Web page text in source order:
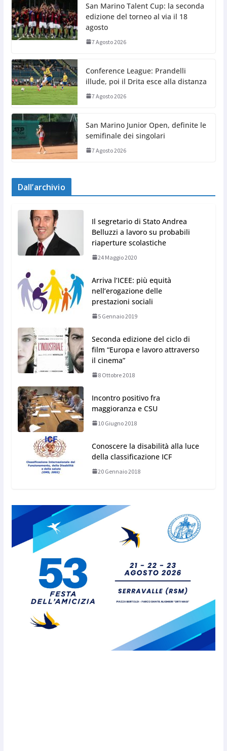
San Marino Talent Cup: la seconda
edizione del torneo al via il 18
agosto
7 Agosto 2026
Conference League: Prandelli
illude, poi il Drita esce alla distanza
7 Agosto 2026
San Marino Junior Open, definite le
semifinale dei singolari
7 Agosto 2026
Dall’archivio
Il segretario di Stato Andrea
Belluzzi a lavoro su probabili
riaperture scolastiche
24 Maggio 2020
Arriva l’ICEE: più equità
nell’erogazione delle
prestazioni sociali
5 Gennaio 2019
Seconda edizione del ciclo di
film “Europa e lavoro attraverso
il cinema”
8 Ottobre 2018
Incontro positivo fra
maggioranza e CSU
10 Giugno 2018
Conoscere la disabilità alla luce
della classificazione ICF
20 Gennaio 2018